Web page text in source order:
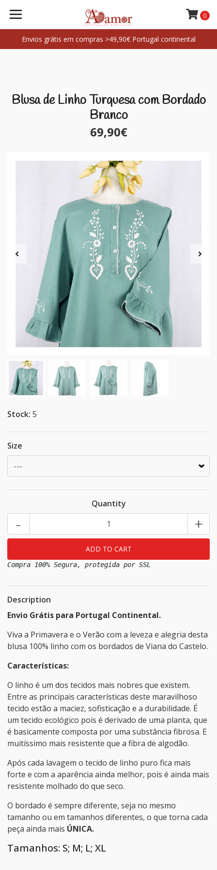
Envios grátis em compras >49,90€ Portugal continental
0
Blusa de Linho Turquesa com Bordado
Branco
69,90€
Stock: 5
Size
Quantity
+
-
Compra 100% Segura, protegida por SSL
Description
Envio Grátis para Portugal Continental.
Viva a Primavera e o Verão com a leveza e alegria desta
blusa 100% linho com os bordados de Viana do Castelo.
Características:
O linho é um dos tecidos mais nobres que existem.
Entre as principais características deste maravilhoso
tecido estão a maciez, sofisticação e a durabilidade. É
um tecido ecológico pois é derivado de uma planta, que
é basicamente composta por uma substância fibrosa. E
muitíssimo mais resistente que a fibra de algodão.
Após cada lavagem o tecido de linho puro fica mais
forte e com a aparência ainda melhor, pois é ainda mais
resistente molhado do que seco.
O bordado é sempre diferente, seja no mesmo
tamanho ou em tamanhos diferentes, o que torna cada
peça ainda mais ÚNICA.
Tamanhos: S; M; L; XL